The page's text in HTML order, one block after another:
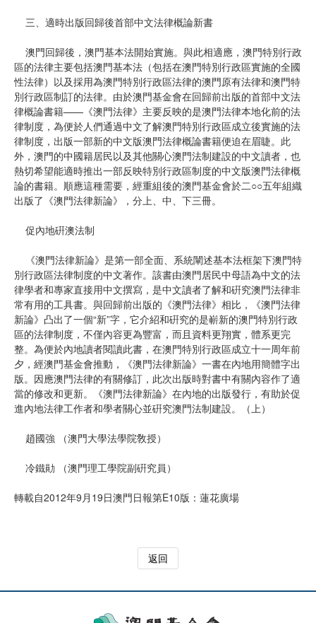
三、適時出版回歸後首部中文法律概論新書
澳門回歸後，澳門基本法開始實施。與此相適應，澳門特別行政
區的法律主要包括澳門基本法（包括在澳門特別行政區實施的全國
性法律）以及採用為澳門特別行政區法律的澳門原有法律和澳門特
別行政區制訂的法律。由於澳門基金會在回歸前出版的首部中文法
律概論書籍——《澳門法律》主要反映的是澳門法律本地化前的法
律制度，為便於人們通過中文了解澳門特別行政區成立後實施的法
律制度，出版一部新的中文版澳門法律概論書籍便迫在眉睫。此
外，澳門的中國籍居民以及其他關心澳門法制建設的中文讀者，也
熱切希望能適時推出一部反映特別行政區制度的中文版澳門法律概
論的書籍。順應這種需要，經重組後的澳門基金會於二○○五年組織
出版了《澳門法律新論》，分上、中、下三冊。
促內地硏澳法制
《澳門法律新論》是第一部全面、系統闡述基本法框架下澳門特
別行政區法律制度的中文著作。該書由澳門居民中母語為中文的法
律學者和專家直接用中文撰寫，是中文讀者了解和硏究澳門法律非
常有用的工具書。與回歸前出版的《澳門法律》相比，《澳門法律
新論》凸出了一個“新”字，它介紹和硏究的是嶄新的澳門特別行政
區的法律制度，不僅內容更為豐富，而且資料更翔實，體系更完
整。為便於內地讀者閱讀此書，在澳門特別行政區成立十一周年前
夕，經澳門基金會推動，《澳門法律新論》一書在內地用簡體字出
版。因應澳門法律的有關修訂，此次出版時對書中有關內容作了適
當的修改和更新。《澳門法律新論》在內地的出版發行，有助於促
進內地法律工作者和學者關心並硏究澳門法制建設。（上）
趙國強 （澳門大學法學院敎授）
冷鐵勛 （澳門理工學院副硏究員）
轉載自2012年9月19日澳門日報第E10版：蓮花廣場
返回